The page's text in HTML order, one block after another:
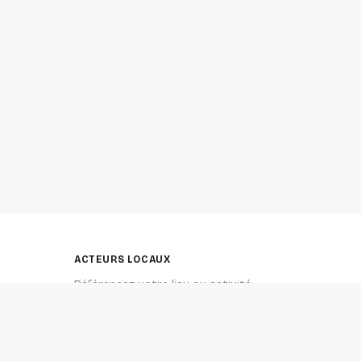
ACTEURS LOCAUX
Référencez votre lieu ou activité